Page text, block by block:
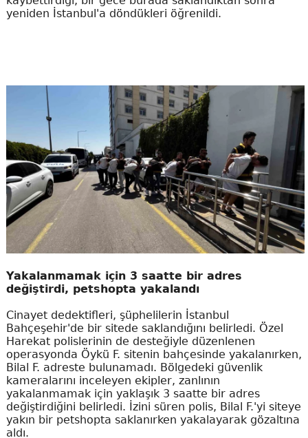
yeniden İstanbul'a döndükleri öğrenildi.
Yakalanmamak için 3 saatte bir adres
değiştirdi, petshopta yakalandı
Cinayet dedektifleri, şüphelilerin İstanbul
Bahçeşehir'de bir sitede saklandığını belirledi. Özel
Harekat polislerinin de desteğiyle düzenlenen
operasyonda Öykü F. sitenin bahçesinde yakalanırken,
Bilal F. adreste bulunamadı. Bölgedeki güvenlik
kameralarını inceleyen ekipler, zanlının
yakalanmamak için yaklaşık 3 saatte bir adres
değiştirdiğini belirledi. İzini süren polis, Bilal F.'yi siteye
yakın bir petshopta saklanırken yakalayarak gözaltına
aldı.